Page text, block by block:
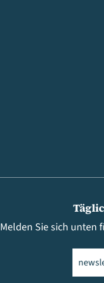
Melden Sie sich unten